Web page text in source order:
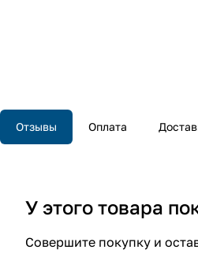
Отзывы Оплата
У этого товара
Совершите покупку и